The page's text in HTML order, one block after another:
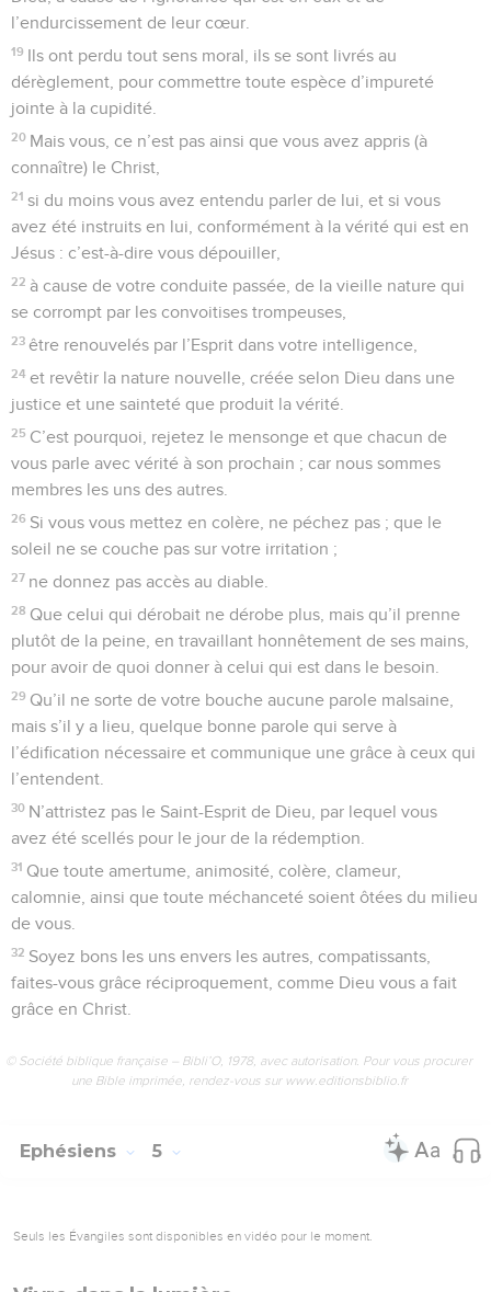
l’endurcissement de leur cœur.
19 Ils ont perdu tout sens moral, ils se sont livrés au
dérèglement, pour commettre toute espèce d’impureté
jointe à la cupidité.
20 Mais vous, ce n’est pas ainsi que vous avez appris (à
connaître) le Christ,
21 si du moins vous avez entendu parler de lui, et si vous
avez été instruits en lui, conformément à la vérité qui est en
Jésus : c’est-à-dire vous dépouiller,
22 à cause de votre conduite passée, de la vieille nature qui
se corrompt par les convoitises trompeuses,
23 être renouvelés par l’Esprit dans votre intelligence,
24 et revêtir la nature nouvelle, créée selon Dieu dans une
justice et une sainteté que produit la vérité.
25 C’est pourquoi, rejetez le mensonge et que chacun de
vous parle avec vérité à son prochain ; car nous sommes
membres les uns des autres.
26 Si vous vous mettez en colère, ne péchez pas ; que le
soleil ne se couche pas sur votre irritation ;
27 ne donnez pas accès au diable.
28 Que celui qui dérobait ne dérobe plus, mais qu’il prenne
plutôt de la peine, en travaillant honnêtement de ses mains,
pour avoir de quoi donner à celui qui est dans le besoin.
29 Qu’il ne sorte de votre bouche aucune parole malsaine,
mais s’il y a lieu, quelque bonne parole qui serve à
l’édification nécessaire et communique une grâce à ceux qui
l’entendent.
30 N’attristez pas le Saint-Esprit de Dieu, par lequel vous
avez été scellés pour le jour de la rédemption.
31 Que toute amertume, animosité, colère, clameur,
calomnie, ainsi que toute méchanceté soient ôtées du milieu
de vous.
32 Soyez bons les uns envers les autres, compatissants,
faites-vous grâce réciproquement, comme Dieu vous a fait
grâce en Christ.
© Société biblique française – Bibli’O, 1978, avec autorisation. Pour vous procurer
une Bible imprimée, rendez-vous sur www.editionsbiblio.fr
Ephésiens 5
Seuls les Évangiles sont disponibles en vidéo pour le moment.